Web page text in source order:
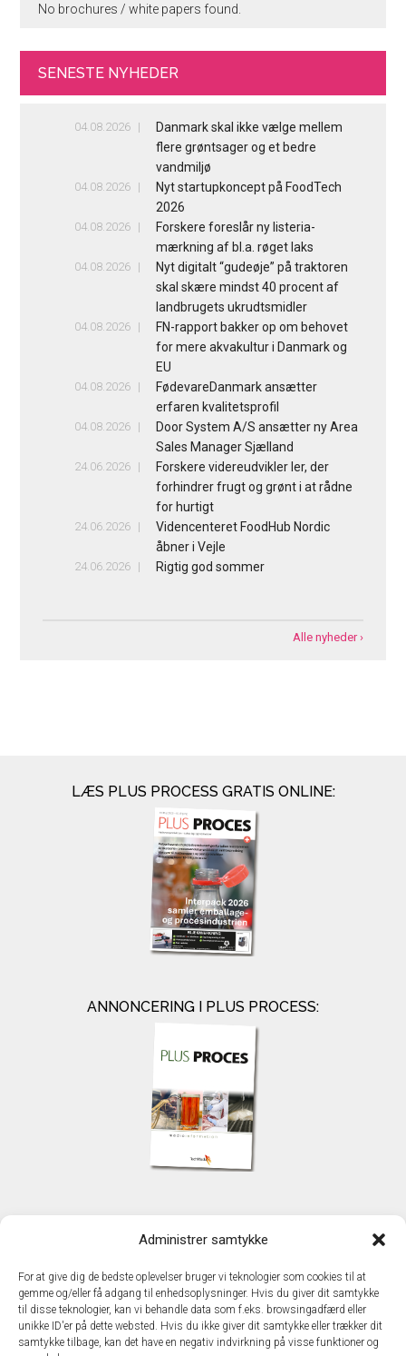
Administrer samtykke
For at give dig de bedste oplevelser bruger vi teknologier som cookies til at
gemme og/eller få adgang til enhedsoplysninger. Hvis du giver dit samtykke
til disse teknologier, kan vi behandle data som f.eks. browsingadfærd eller
unikke ID'er på dette websted. Hvis du ikke giver dit samtykke eller trækker dit
samtykke tilbage, kan det have en negativ indvirkning på visse funktioner og
No brochures / white papers found.
SENESTE NYHEDER
04.08.2026
Danmark skal ikke vælge mellem
flere grøntsager og et bedre
vandmiljø
04.08.2026
Nyt startupkoncept på FoodTech
2026
04.08.2026
Forskere foreslår ny listeria-
mærkning af bl.a. røget laks
04.08.2026
Nyt digitalt “gudeøje” på traktoren
skal skære mindst 40 procent af
landbrugets ukrudtsmidler
04.08.2026
FN-rapport bakker op om behovet
for mere akvakultur i Danmark og
EU
04.08.2026
FødevareDanmark ansætter
erfaren kvalitetsprofil
04.08.2026
Door System A/S ansætter ny Area
Sales Manager Sjælland
24.06.2026
Forskere videreudvikler ler, der
forhindrer frugt og grønt i at rådne
for hurtigt
24.06.2026
Videncenteret FoodHub Nordic
åbner i Vejle
24.06.2026 Rigtig god sommer
Alle nyheder ›
LÆS PLUS PROCESS GRATIS ONLINE:
ANNONCERING I PLUS PROCESS:
TechMedia A/S
DK – 2600 Glostrup
www.techmedia.dk
Telefon: +45 43 24 26 28
E-mail:info@techmedia.dk